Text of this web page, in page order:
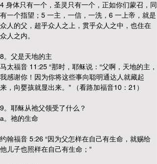
4 身体只有一个，圣灵只有一个，正如你们蒙召，同
有一个指望；5 一主，一信，一洗，6 一上帝，就是
众人的父，超乎众人之上，贯乎众人之中，也住在
众人之内。
8。父是天地的主
马太福音 11:25 “那时，耶稣说：“父啊，天地的主，
我感谢你！因为你将这些事向聪明通达人就藏起
来，向婴孩就显出来。” （看路加福音10：21）
9。耶稣从祂父领受了什么？
a。祂的生命
约翰福音 5:26 “因为父怎样在自己有生命，就赐给
他儿子也照样在自己有生命；”